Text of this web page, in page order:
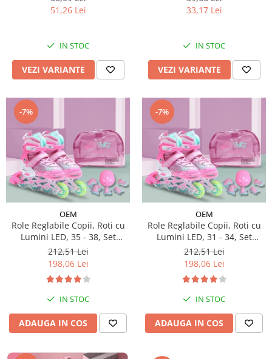
51,26 Lei
IN STOC
VEZI VARIANTE
33,17 Lei
IN STOC
VEZI VARIANTE
-7%
OEM
Role Reglabile Copii, Roti cu
Lumini LED, 35 - 38, Set
Protectie - ROZ
212,51 Lei
198,06 Lei
IN STOC
ADAUGA IN COS
-7%
OEM
Role Reglabile Copii, Roti cu
Lumini LED, 31 - 34, Set
Protectie - ROZ
212,51 Lei
198,06 Lei
IN STOC
ADAUGA IN COS